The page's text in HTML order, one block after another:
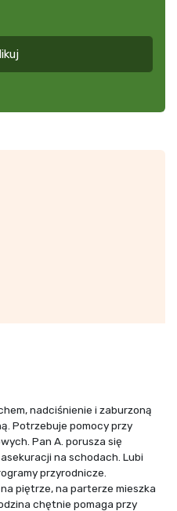
nadciśnienie i zaburzoną
Potrzebuje pomocy przy
Pan A. porusza się
na schodach. Lubi
przyrodnicze.
piętrze, na parterze mieszka
chętnie pomaga przy